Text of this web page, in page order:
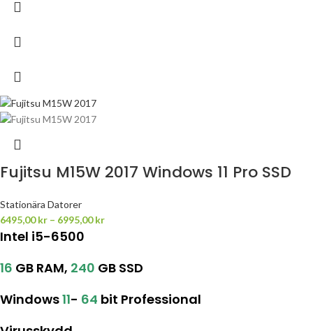
Fujitsu M15W 2017 Windows 11 Pro SSD
Stationära Datorer
6495,00kr – 6995,00kr
Intel i5-6500
16 GB RAM, 240 GB SSD
Windows11- 64 bit Professional